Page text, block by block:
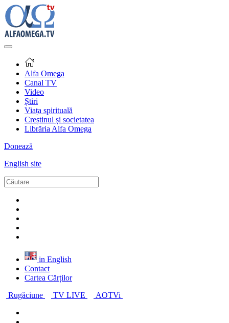
Alfa Omega
Canal TV
Video
Știri
Viața spirituală
Creștinul și societatea
Librăria Alfa Omega
Donează
English site
in English
Contact
Cartea Cărților
Rugăciune
TV LIVE AOTVi